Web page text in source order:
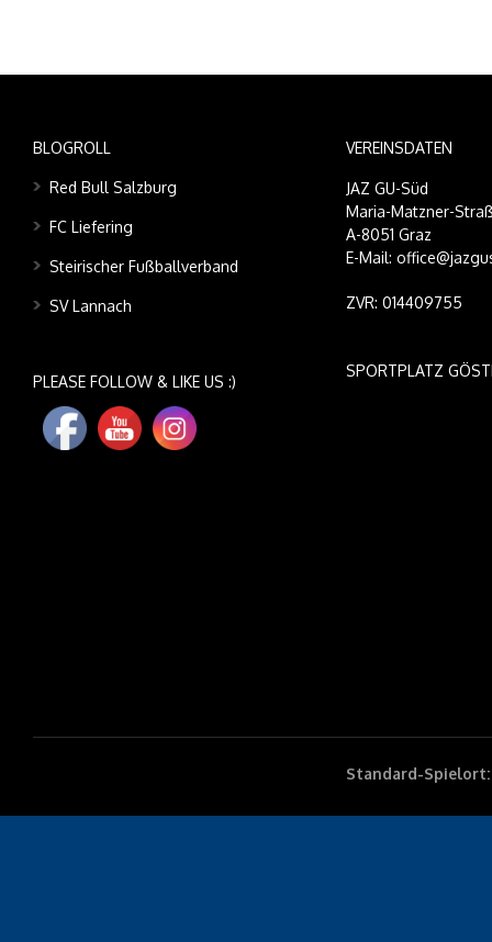
BLOGROLL
Red Bull Salzburg
FC Liefering
Steirischer Fußballverband
SV Lannach
PLEASE FOLLOW & LIKE US :)
VEREINSDATEN
JAZ GU-Süd
Maria-Matzner-
A-8051 Graz
E-Mail:
ZVR: 014409755
SPORTPLATZ
Standard-Spielort: